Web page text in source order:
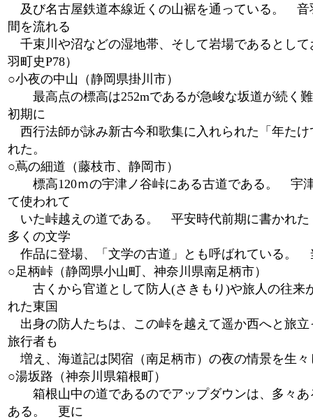
及び名古屋鉄道本線近くの山裾を通っている。 音
間を流れる
千束川や沼などの湿地帯、そして岩場であるとし
羽町史P78）
○小夜の中山（静岡県掛川市）
最高点の標高は252mであるが急峻な坂道が続く
初期に
西行法師が詠み新古今和歌集に入れられた「年た
れた。
○蔦の細道（藤枝市、静岡市）
標高120ｍの宇津ノ谷峠にある古道である。 宇津
て使われて
いた峠越えの道である。 平安時代前期に書かれた
多くの文学
作品に登場、「文学の古道」とも呼ばれている。
○足柄峠（静岡県小山町、神奈川県南足柄市）
古くから官道として防人(さきもり)や旅人の往来
れた東国
出身の防人たちは、この峠を越えて遥か西へと旅
旅行者も
増え、海道記は関宿（南足柄市）の夜の情景を生々
○湯坂路（神奈川県箱根町）
箱根山中の道であるのでアップダウンは、多々あ
ある。 更に